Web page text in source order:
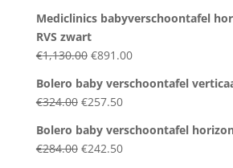
Mediclinics babyverschoontafel
RVS zwart
€1,130.00 Original
was:
€1,130.00.
€891.00Current
is:
Bolero baby verschoontafel
€324.00 Original
was:
€324.00.
€257.50Current
is:
€257.50.
Bolero baby verschoontafel
€284.00 Original
€242.50Current